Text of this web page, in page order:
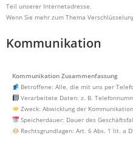
Teil unserer Internetadresse.
Wenn Sie mehr zum Thema
Kommunikation
Kommunikation Zusammenfassung
Betroffene: Alle, die mit uns per
Verarbeitete Daten: z. B.
Zweck: Abwicklung der
Speicherdauer: Dauer des
Rechtsgrundlagen: Art. 6 Abs. 1 lit. a